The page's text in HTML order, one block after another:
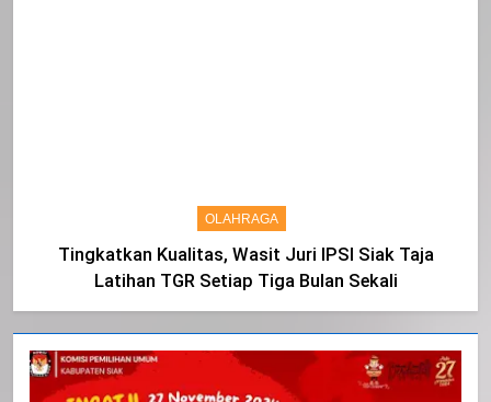
OLAHRAGA
Tingkatkan Kualitas, Wasit Juri IPSI Siak Taja
Latihan TGR Setiap Tiga Bulan Sekali